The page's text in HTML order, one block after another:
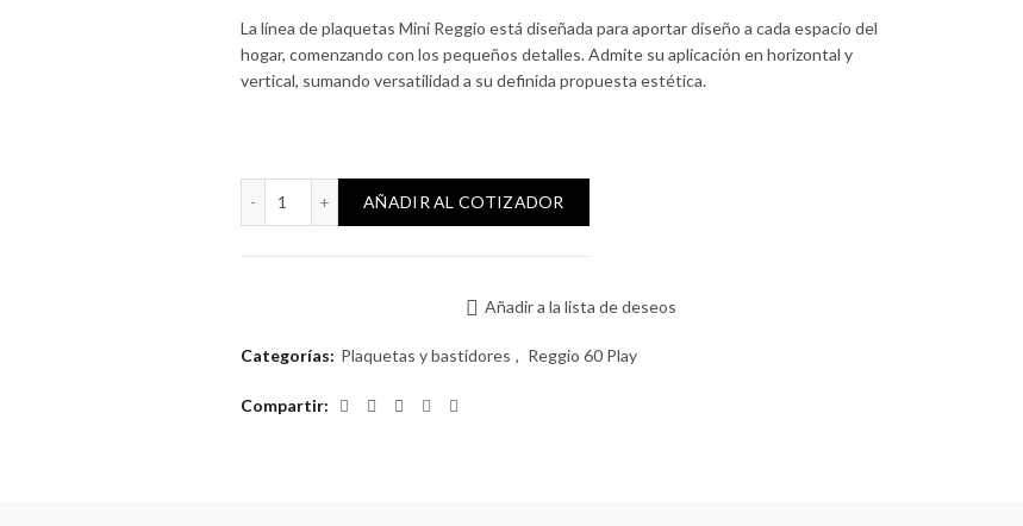
La línea de plaquetas Mini Reggio está diseñada para aportar diseño a cada espacio del
hogar, comenzando con los pequeños detalles. Admite su aplicación en horizontal y
vertical, sumando versatilidad a su definida propuesta estética.
Bastidor Mini Reggio cantidad
AÑADIR AL COTIZADOR
Añadir a la lista de deseos
Categorías: Plaquetas y bastidores , Reggio 60 Play
Compartir